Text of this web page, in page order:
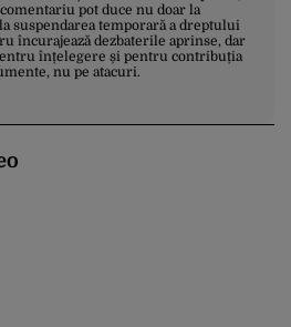
pot duce nu doar la
suspendarea temporară a dreptului
încurajează dezbaterile aprinse, dar
înțelegere și pentru contribuția
nu pe atacuri.